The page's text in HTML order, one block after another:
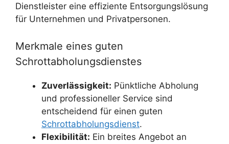
Dienstleister eine effiziente Entsorgungslösung
für Unternehmen und Privatpersonen.
Merkmale eines guten
Schrottabholungsdienstes
Zuverlässigkeit: Pünktliche Abholung
und professioneller Service sind
entscheidend für einen guten
Schrottabholungsdienst.
Flexibilität: Ein breites Angebot an